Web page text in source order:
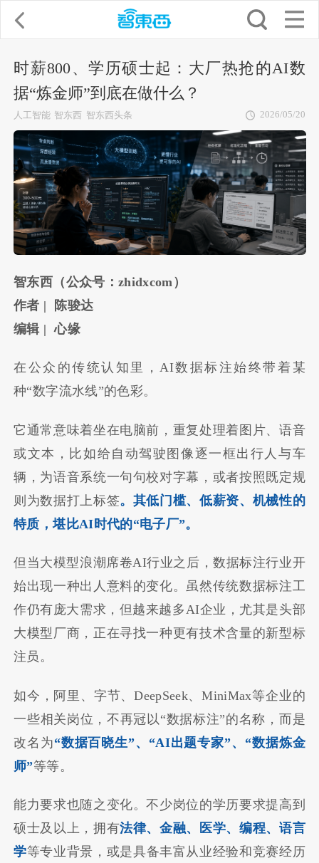
时薪800、学历硕士起：大厂热抢的AI数
据“炼金师”到底在做什么？
人工智能 智东西 智东西头条 2026/05/20
智东西（公众号：zhidxcom）
作者 | 陈骏达
编辑 | 心缘
在公众的传统认知里，AI数据标注始终带着某
种“数字流水线”的色彩。
它通常意味着坐在电脑前，重复处理着图片、语音
或文本，比如给自动驾驶图像逐一框出行人与车
辆，为语音系统一句句校对字幕，或者按照既定规
则为数据打上标签。其低门槛、低薪资、机械性的
特质，堪比AI时代的“电子厂”。
但当大模型浪潮席卷AI行业之后，数据标注行业开
始出现一种出人意料的变化。虽然传统数据标注工
作仍有庞大需求，但越来越多AI企业，尤其是头部
大模型厂商，正在寻找一种更有技术含量的新型标
注员。
如今，阿里、字节、DeepSeek、MiniMax等企业的
一些相关岗位，不再冠以“数据标注”的名称，而是
改名为“数据百晓生”、“AI出题专家”、“数据炼金
师”等等。
能力要求也随之变化。不少岗位的学历要求提高到
硕士及以上，拥有法律、金融、医学、编程、语言
学等专业背景，或是具备丰富从业经验和竞赛经历